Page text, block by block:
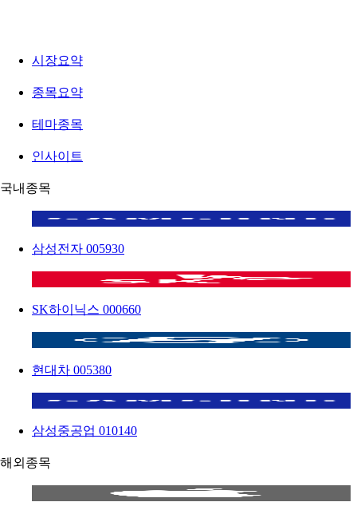
시장요약
종목요약
테마종목
인사이트
국내종목
삼성전자 005930
SK하이닉스 000660
현대차 005380
삼성중공업 010140
해외종목